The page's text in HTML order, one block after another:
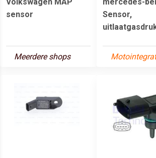
sensor
Meerdere shops
Sensor,